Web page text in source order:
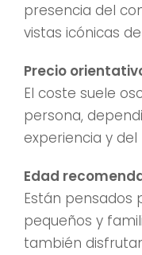
presencia del
vistas icónicas
Precio
El coste suele
persona,
experiencia y
Edad
Están pensados
pequeños y
también